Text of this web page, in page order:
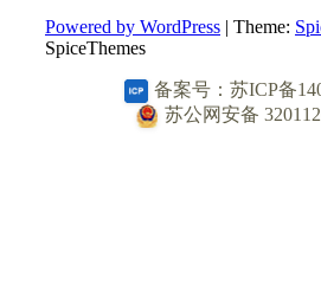
Powered by WordPress | Theme:
SpiceThemes
备案号：苏ICP备
苏公网安备